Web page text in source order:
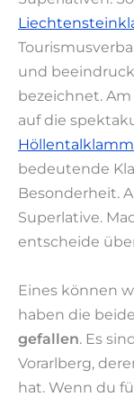
und
bezeichnet.
auf die
Höllentalklamm
bedeutende
Besonderheit.
Superlative.
entscheide
Eines können
haben die
gefallen. Es
Vorarlberg,
hat. Wenn du